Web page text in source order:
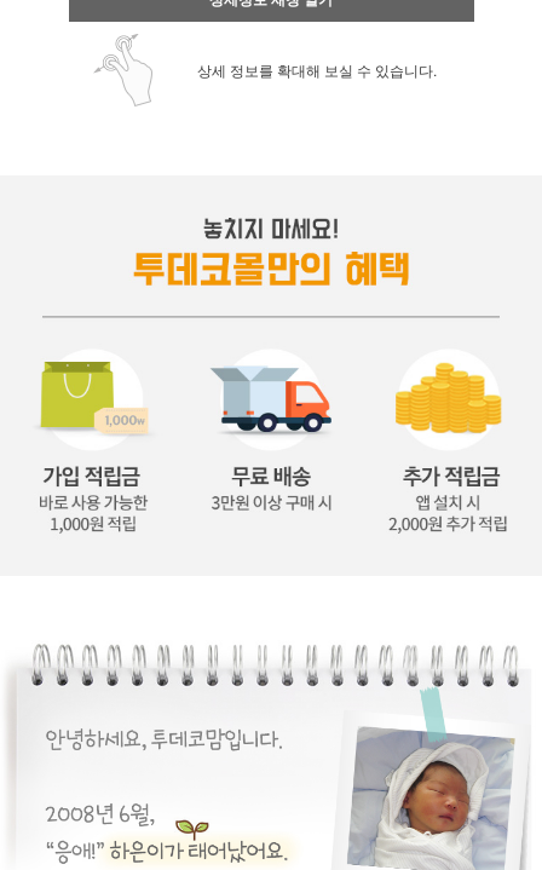
페이코 ID로 페
PAYCO 바로
상세 정보를 확대해 보실 수 있습니다.